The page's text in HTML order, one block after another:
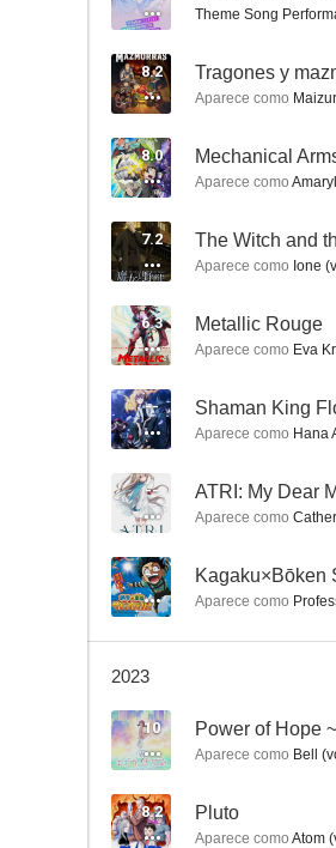
Hyouka
7.7
Trinity Seven
Theme Song
8.2 Tragones y
Aparece como
8.0 Mechanical
Aparece como
7.2 The Witch and
Aparece como Ione
6.3 Metallic Rouge
Aparece como Eva
-- Shaman King
Aparece como Hana
-- ATRI: My Dear
Aparece como
-- Kagaku×Bōken
Aparece como
2023
10
Aparece como Bell
8.2 Pluto
Aparece como Atom